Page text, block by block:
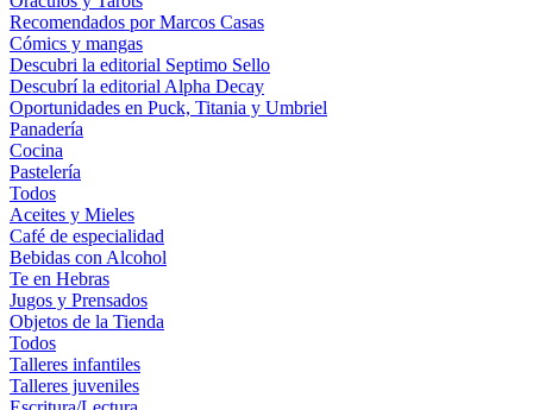
Recomendados por Marcos Casas
Cómics y mangas
Descubri la editorial Septimo Sello
Descubrí la editorial Alpha Decay
Oportunidades en Puck, Titania y Umbriel
Panadería
Cocina
Pastelería
Todos
Aceites y Mieles
Café de especialidad
Bebidas con Alcohol
Te en Hebras
Jugos y Prensados
Objetos de la Tienda
Todos
Talleres infantiles
Talleres juveniles